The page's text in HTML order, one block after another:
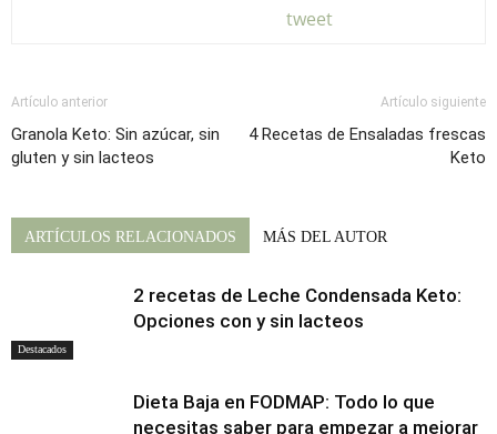
tweet
Artículo anterior
Granola Keto: Sin azúcar, sin
gluten y sin lacteos
Artículo siguiente
4 Recetas de Ensaladas frescas
Keto
ARTÍCULOS RELACIONADOS MÁS DEL AUTOR
Destacados
2 recetas de Leche Condensada Keto:
Opciones con y sin lacteos
Dieta Baja en FODMAP: Todo lo que
necesitas saber para empezar a mejorar